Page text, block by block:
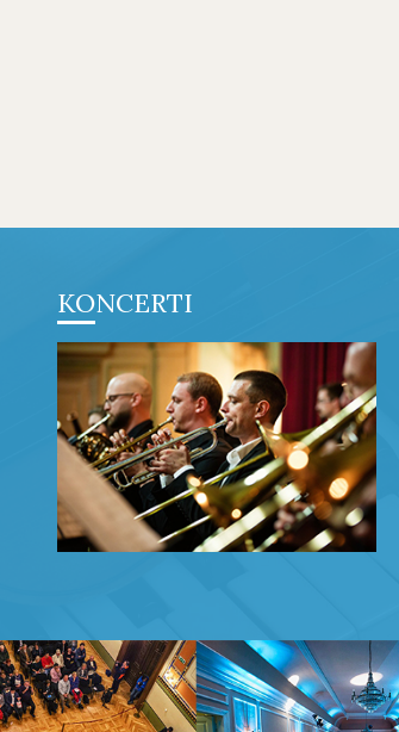
KONCERTI